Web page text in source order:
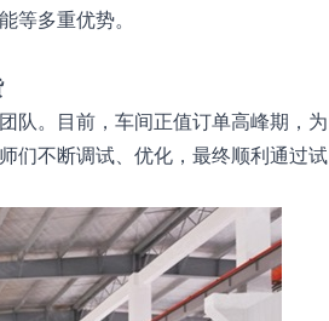
等多重优势。
队。目前，车间正值订单高峰期，为
们不断调试、优化，最终顺利通过试